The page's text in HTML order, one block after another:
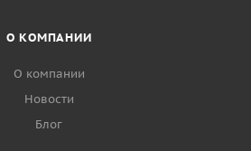
О КОМПАНИИ
О компании
Новости
Блог